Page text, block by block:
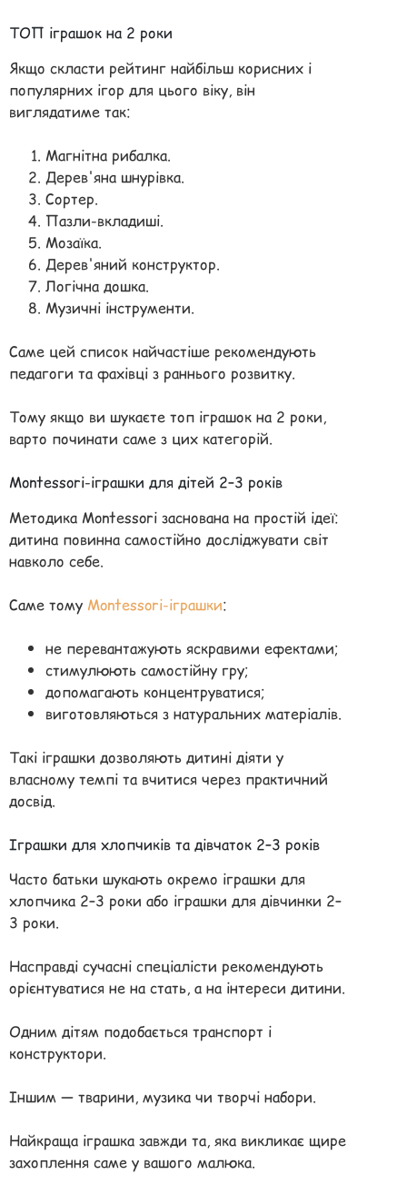
ТОП іграшок на 2 роки
Якщо скласти рейтинг найбільш корисних і
популярних ігор для цього віку, він
виглядатиме так:
Магнітна рибалка.
Дерев'яна шнурівка.
Сортер.
Пазли-вкладиші.
Мозаїка.
Дерев'яний конструктор.
Логічна дошка.
Музичні інструменти.
Саме цей список найчастіше рекомендують
педагоги та фахівці з раннього розвитку.
Тому якщо ви шукаєте топ іграшок на 2 роки,
варто починати саме з цих категорій.
Montessori-іграшки для дітей 2–3 років
Методика Montessori заснована на простій ідеї:
дитина повинна самостійно досліджувати світ
навколо себе.
Саме тому Montessori-іграшки:
не перевантажують яскравими ефектами;
стимулюють самостійну гру;
допомагають концентруватися;
виготовляються з натуральних матеріалів.
Такі іграшки дозволяють дитині діяти у
власному темпі та вчитися через практичний
досвід.
Іграшки для хлопчиків та дівчаток 2–3 років
Часто батьки шукають окремо іграшки для
хлопчика 2–3 роки або іграшки для дівчинки 2–
3 роки.
Насправді сучасні спеціалісти рекомендують
орієнтуватися не на стать, а на інтереси дитини.
Одним дітям подобається транспорт і
конструктори.
Іншим — тварини, музика чи творчі набори.
Найкраща іграшка завжди та, яка викликає щире
захоплення саме у вашого малюка.